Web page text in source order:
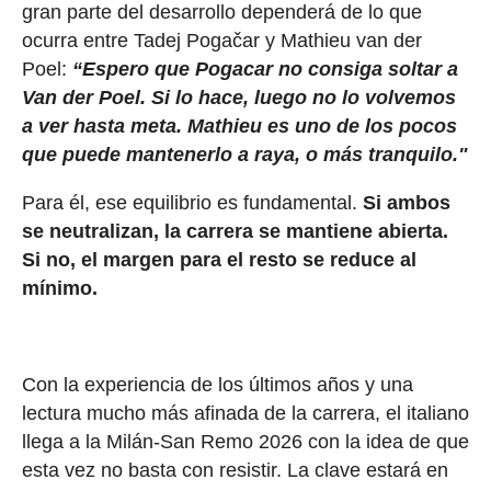
gran parte del desarrollo dependerá de lo que
ocurra entre Tadej Pogačar y Mathieu van der
Poel: “Espero que Pogacar no consiga soltar a
Van der Poel. Si lo hace, luego no lo volvemos
a ver hasta meta. Mathieu es uno de los pocos
que puede mantenerlo a raya, o más tranquilo."
Para él, ese equilibrio es fundamental. Si ambos
se neutralizan, la carrera se mantiene abierta.
Si no, el margen para el resto se reduce al
mínimo.
Con la experiencia de los últimos años y una
lectura mucho más afinada de la carrera, el italiano
llega a la Milán-San Remo 2026 con la idea de que
esta vez no basta con resistir. La clave estará en